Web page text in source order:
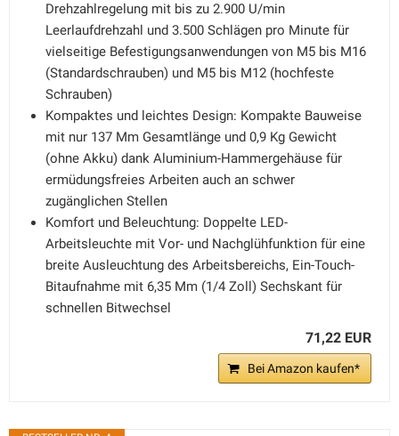
Drehzahlregelung mit bis zu 2.900 U/min
Leerlaufdrehzahl und 3.500 Schlägen pro Minute für
vielseitige Befestigungsanwendungen von M5 bis M16
(Standardschrauben) und M5 bis M12 (hochfeste
Schrauben)
Kompaktes und leichtes Design: Kompakte Bauweise
mit nur 137 Mm Gesamtlänge und 0,9 Kg Gewicht
(ohne Akku) dank Aluminium-Hammergehäuse für
ermüdungsfreies Arbeiten auch an schwer
zugänglichen Stellen
Komfort und Beleuchtung: Doppelte LED-
Arbeitsleuchte mit Vor- und Nachglühfunktion für eine
breite Ausleuchtung des Arbeitsbereichs, Ein-Touch-
Bitaufnahme mit 6,35 Mm (1/4 Zoll) Sechskant für
schnellen Bitwechsel
71,22 EUR
Bei Amazon kaufen*